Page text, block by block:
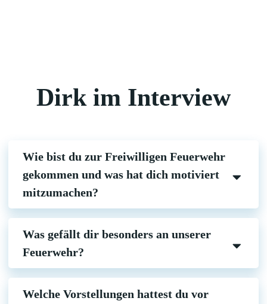
Dirk im Interview
Wie bist du zur Freiwilligen Feuerwehr
gekommen und was hat dich motiviert
mitzumachen?
Was gefällt dir besonders an unserer
Feuerwehr?
Welche Vorstellungen hattest du vor